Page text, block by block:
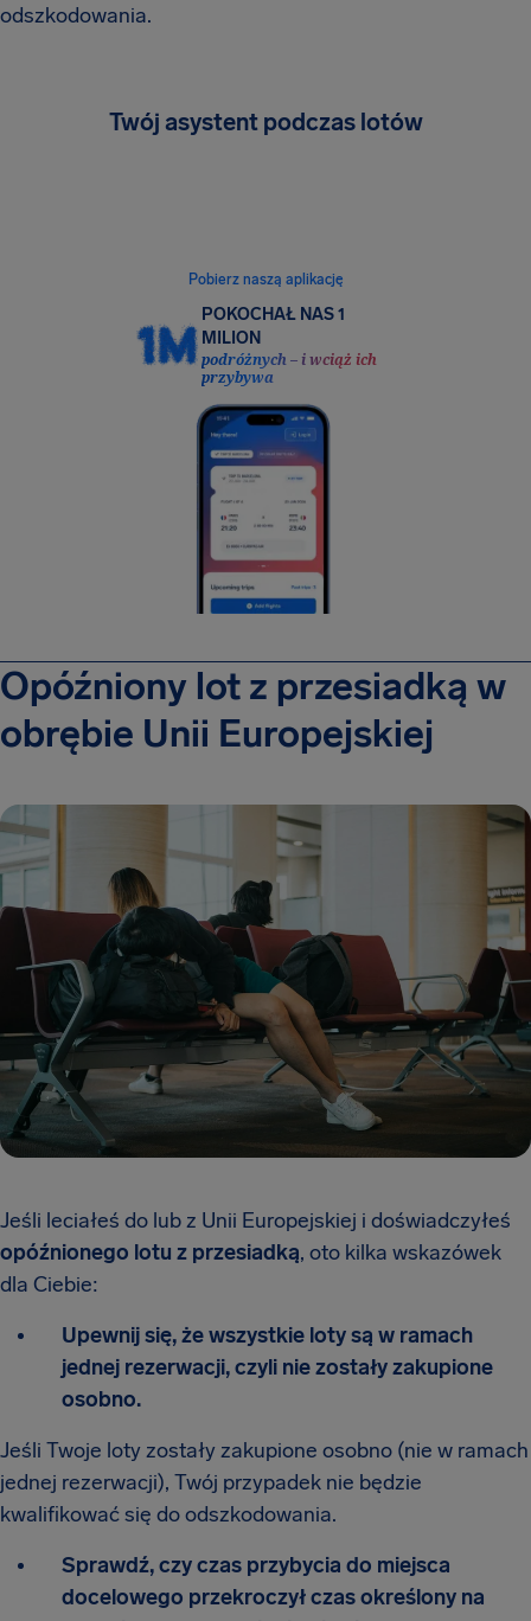
odszkodowania.
Twój asystent podczas lotów
Pobierz naszą aplikację
POKOCHAŁ NAS 1
MILION
podróżnych – i wciąż ich
przybywa
Opóźniony lot z przesiadką w
obrębie Unii Europejskiej
Jeśli leciałeś do lub z Unii Europejskiej i doświadczyłeś
opóźnionego lotu z przesiadką, oto kilka wskazówek
dla Ciebie:
Upewnij się, że wszystkie loty są w ramach
jednej rezerwacji, czyli nie zostały zakupione
osobno.
Jeśli Twoje loty zostały zakupione osobno (nie w ramach
jednej rezerwacji), Twój przypadek nie będzie
kwalifikować się do odszkodowania.
Sprawdź, czy czas przybycia do miejsca
docelowego przekroczył czas określony na